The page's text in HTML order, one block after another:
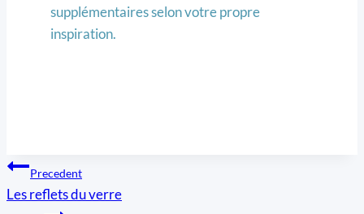
supplémentaires selon votre propre
inspiration.
Navigation
de
Precedent
Les reflets du verre